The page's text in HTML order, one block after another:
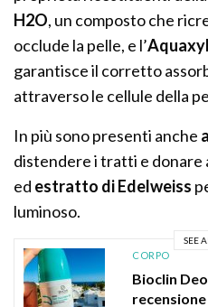
H2O, un composto che
occlude la pelle, e l’Aquaxyl
garantisce il corretto
attraverso le cellule della
In più sono presenti anche
distendere i tratti e
ed estratto di Edelweiss
luminoso.
SEE
CORPO
Bioclin